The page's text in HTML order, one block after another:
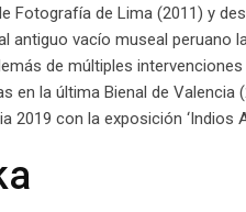
Fotografía de Lima (2011) y
antiguo vacío museal peruano
de múltiples
la última Bienal de Valencia
2019 con la exposición ‘Indios